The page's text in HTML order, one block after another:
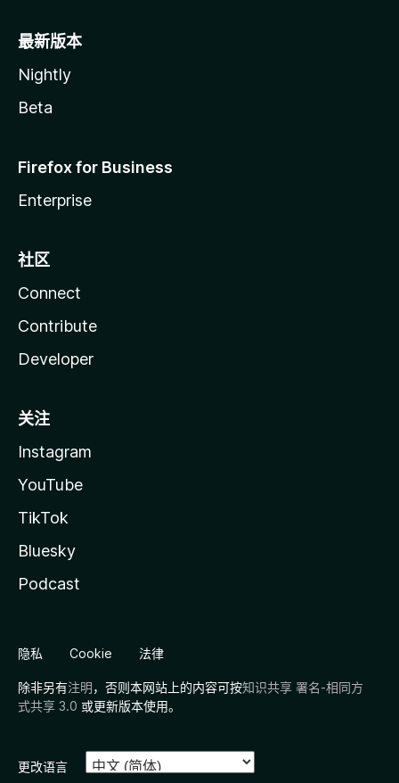
最新版本
Nightly
Beta
Firefox for Business
Enterprise
社区
Connect
Contribute
Developer
关注
Instagram
YouTube
TikTok
Bluesky
Podcast
隐私 Cookie 法律
除非另有注明，否则本网站上的内容可按知识共享 署名-相同方
式共享 3.0 或更新版本使用。
更改语言